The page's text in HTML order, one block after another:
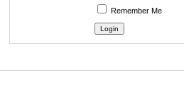
Remember Me